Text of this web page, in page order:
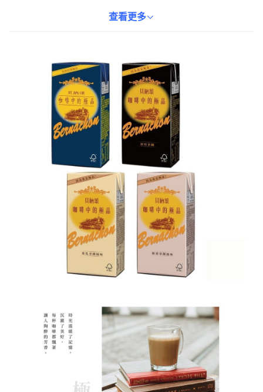
柔順，無論是冰鎮後直接飲用，或是搭配早餐、下午茶點心，都能
查看更多